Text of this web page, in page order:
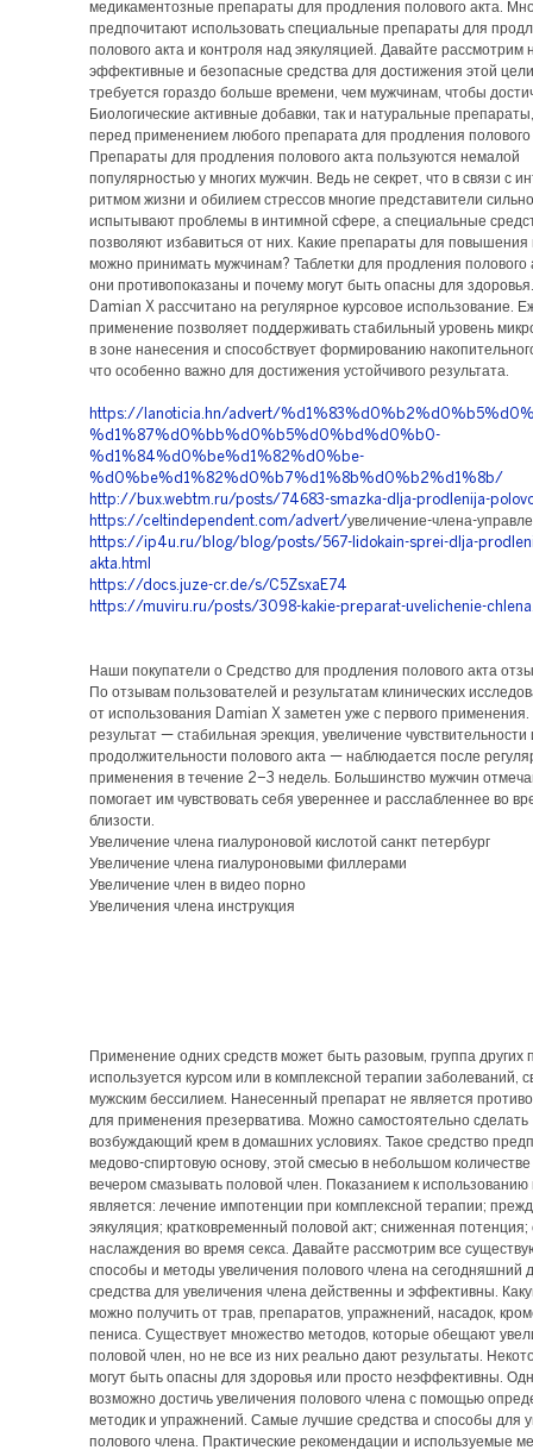
медикаментозные препараты для продления полового акта.
предпочитают использовать специальные препараты для
полового акта и контроля над эякуляцией. Давайте рассмотрим
эффективные и безопасные средства для достижения этой
требуется гораздо больше времени, чем мужчинам, чтобы
Биологические активные добавки, так и натуральные
перед применением любого препарата для продления полового
Препараты для продления полового акта пользуются немалой
популярностью у многих мужчин. Ведь не секрет, что в связи с
ритмом жизни и обилием стрессов многие представители
испытывают проблемы в интимной сфере, а специальные
позволяют избавиться от них. Какие препараты для повышения
можно принимать мужчинам? Таблетки для продления полового
они противопоказаны и почему могут быть опасны для
Damian X рассчитано на регулярное курсовое использование.
применение позволяет поддерживать стабильный уровень
в зоне нанесения и способствует формированию
что особенно важно для достижения устойчивого результата.
https://lanoticia.hn/advert/
%d1%87%d0%bb%d0%b5%d0%bd%d0%b0-
%d1%84%d0%be%d1%82%d0%be-
%d0%be%d1%82%d0%b7%d1%8b%d0%b2%d1%8b/
http://bux.webtm.ru/posts/74683-smazka-dlja-prodlenija-
https://celtindependent.com/advert/увеличение-члена-
https://ip4u.ru/blog/blog/posts/567-lidokain-sprei-dlja-
akta.html
https://docs.juze-cr.de/s/C5ZsxaE74
https://muviru.ru/posts/3098-kakie-preparat-uvelichenie-
Наши покупатели о Средство для продления полового акта
По отзывам пользователей и результатам клинических
от использования Damian X заметен уже с первого
результат — стабильная эрекция, увеличение чувствительности
продолжительности полового акта — наблюдается после
применения в течение 2–3 недель. Большинство мужчин
помогает им чувствовать себя увереннее и расслабленнее во
близости.
Увеличение члена гиалуроновой кислотой санкт петербург
Увеличение члена гиалуроновыми филлерами
Увеличение член в видео порно
Увеличения члена инструкция
Применение одних средств может быть разовым, группа других
используется курсом или в комплексной терапии заболеваний,
мужским бессилием. Нанесенный препарат не является
для применения презерватива. Можно самостоятельно сделать
возбуждающий крем в домашних условиях. Такое средство
медово-спиртовую основу, этой смесью в небольшом количестве
вечером смазывать половой член. Показанием к использованию
является: лечение импотенции при комплексной терапии;
эякуляция; кратковременный половой акт; сниженная потенция;
наслаждения во время секса. Давайте рассмотрим все
способы и методы увеличения полового члена на сегодняшний
средства для увеличения члена действенны и эффективны.
можно получить от трав, препаратов, упражнений, насадок,
пениса. Существует множество методов, которые обещают
половой член, но не все из них реально дают результаты.
могут быть опасны для здоровья или просто неэффективны.
возможно достичь увеличения полового члена с помощью
методик и упражнений. Самые лучшие средства и способы для
полового члена. Практические рекомендации и используемые